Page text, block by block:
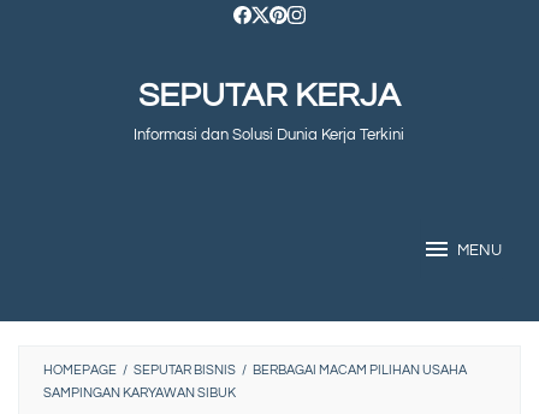
SEPUTAR KERJA
Informasi dan Solusi Dunia Kerja Terkini
MENU
HOMEPAGE / SEPUTAR BISNIS / BERBAGAI MACAM PILIHAN USAHA
SAMPINGAN KARYAWAN SIBUK